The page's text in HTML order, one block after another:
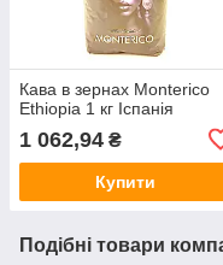
Кава в зернах Monterico
Ethiopia 1 кг Іспанія
1 062,94 ₴
Купити
Подібні товари